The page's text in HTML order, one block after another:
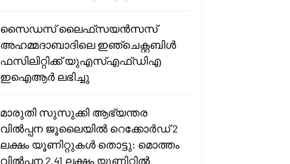
സൈഡസ് ലൈഫ്‌സയൻസസ്
അഹമ്മദാബാദിലെ ഇഞ്ചെക്റ്റബിൾ
ഫസിലിറ്റിക്ക് യുഎസ്എഫ്ഡിഎ
ഇഐആർ ലഭിച്ചു
മാരുതി സുസുക്കി ആഭ്യന്തര
വിൽപ്പന ജൂലൈയിൽ റെക്കോർഡ് 2
ലക്ഷം യൂണിറ്റുകൾ തൊട്ടു; മൊത്തം
വിൽപ്പന 2.41 ലക്ഷം യൂണിറ്റിൽ